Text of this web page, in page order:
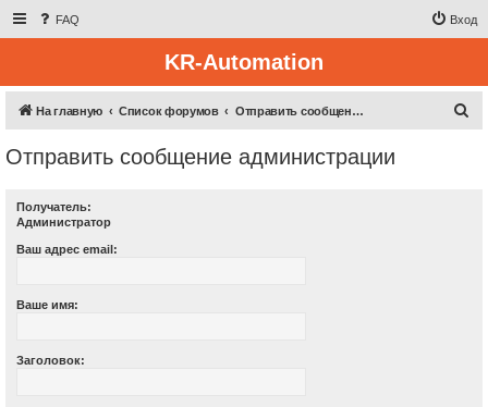
FAQ Вход
KR-Automation
На главную Список форумов Отправить сообщение администрации
Отправить сообщение администрации
Получатель:
Администратор
Ваш адрес email:
Ваше имя:
Заголовок: